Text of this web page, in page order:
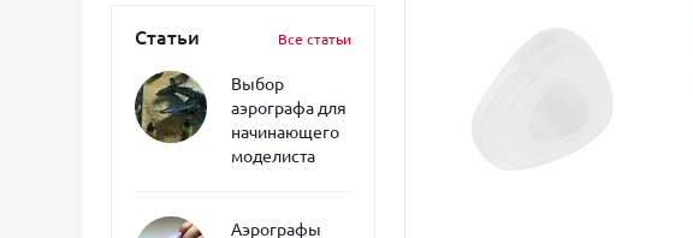
Статьи Все статьи
Выбор
аэрографа для
начинающего
моделиста
Аэрографы